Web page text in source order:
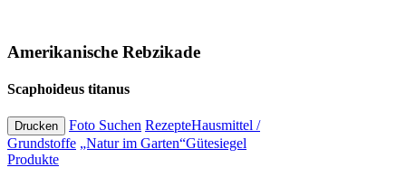
Amerikanische Rebzikade
Scaphoideus titanus
Drucken Foto Suchen RezepteHausmittel /
Grundstoffe „Natur im Garten“Gütesiegel
Produkte